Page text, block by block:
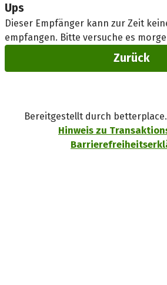
Ups
Dieser Empfänger kann zur Zeit
empfangen. Bitte versuche es
Zurück
Bereitgestellt durch
Hinweis zu